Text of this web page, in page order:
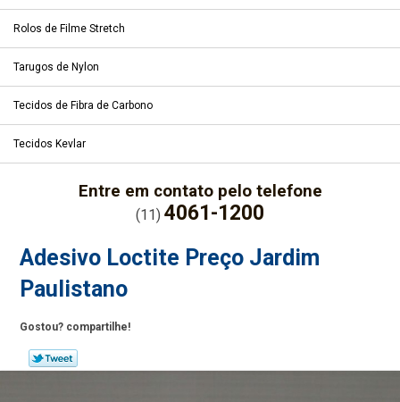
Rolos de Filme Stretch
Tarugos de Nylon
Tecidos de Fibra de Carbono
Tecidos Kevlar
Entre em contato pelo telefone
(11) 4061-1200
Adesivo Loctite Preço Jardim
Paulistano
Gostou? compartilhe!